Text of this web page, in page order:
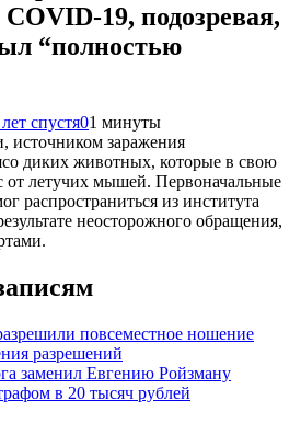
19, подозревая,
“полностью
спустя01 минуты
источником заражения
диких животных, которые в свою
от летучих мышей. Первоначальные
распространиться из института
неосторожного обращения,
повсеместное ношение
разрешений
заменил Евгению Ройзману
в 20 тысяч рублей